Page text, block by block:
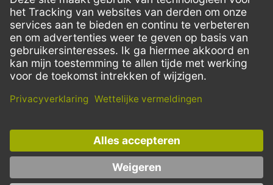
FacebookInstagramLinkedIn
Dit aanbod is enkel bedoeld voor horeca, handel, industrie, handwerk,
overheidsinstanties en vrije beroepen. Particuliere aankopen zijn